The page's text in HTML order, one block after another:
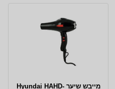
מייבש שיער Hyundai HAHD-